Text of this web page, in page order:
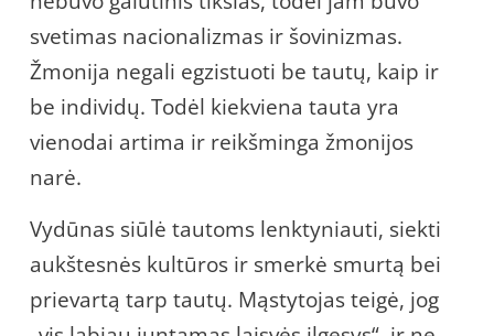
svetimas nacionalizmas ir šovinizmas.
Žmonija negali egzistuoti be tautų, kaip ir
be individų. Todėl kiekviena tauta yra
vienodai artima ir reikšminga žmonijos
narė.
Vydūnas siūlė tautoms lenktyniauti, siekti
aukštesnės kultūros ir smerkė smurtą bei
prievartą tarp tautų. Mąstytojas teigė, jog